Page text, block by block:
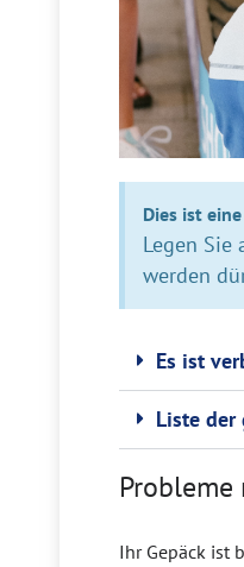
Dies ist
Legen
werden
Es ist
Liste der
Ihr Gepäck ist